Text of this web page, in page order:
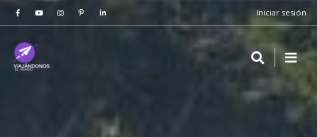
Iniciar sesión